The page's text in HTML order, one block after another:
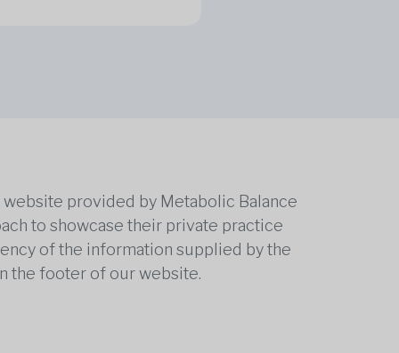
website provided by Metabolic Balance
to showcase their private practice
of the information supplied by the
the footer of our website.